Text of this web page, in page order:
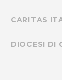
CARITAS
DIOCESI DI